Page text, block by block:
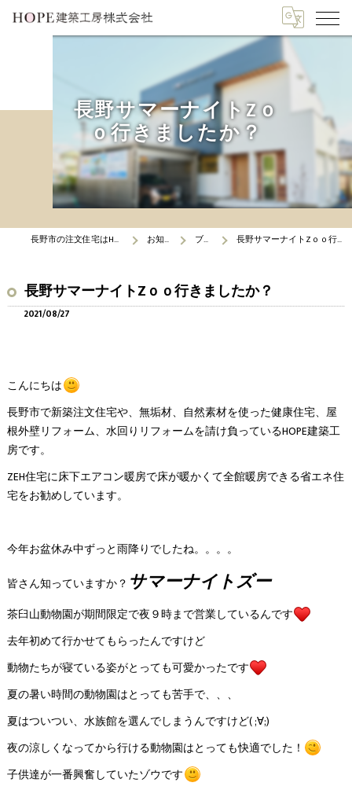
長野サマーナイトZｏ
ｏ行きましたか？
長野市の注文住宅はHOPE建築工房 お知らせ ブログ 長野サマーナイトZｏｏ行きましたか？
長野サマーナイトZｏｏ行きましたか？
2021/08/27
こんにちは
長野市で新築注文住宅や、無垢材、自然素材を使った健康住宅、屋
根外壁リフォーム、水回りリフォームを請け負っているHOPE建築工
房です。
ZEH住宅に床下エアコン暖房で床が暖かくて全館暖房できる省エネ住
宅をお勧めしています。
今年お盆休み中ずっと雨降りでしたね。。。。
皆さん知っていますか？ サマーナイトズー
茶臼山動物園が期間限定で夜９時まで営業しているんです
去年初めて行かせてもらったんですけど
動物たちが寝ている姿がとっても可愛かったです
夏の暑い時間の動物園はとっても苦手で、、、
夏はついつい、水族館を選んでしまうんですけど( ;∀;)
夜の涼しくなってから行ける動物園はとっても快適でした！
子供達が一番興奮していたゾウです